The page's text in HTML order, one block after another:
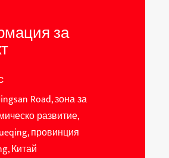
за
Road, зона за
развитие,
провинция
Китай